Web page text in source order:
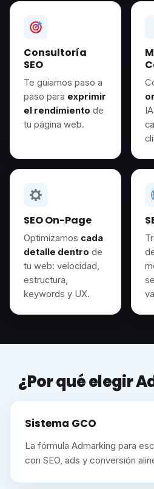
Consultoría
SEO
Te guiamos paso a
paso para exprimir
el rendimiento de
tu página web.
SEO On-Page
Optimizamos cada
detalle dentro de
tu web: velocidad,
estructura,
keywords y UX.
¿Por qué elegir
Sistema GCO
La fórmula Admarking para
con SEO, ads y conversión